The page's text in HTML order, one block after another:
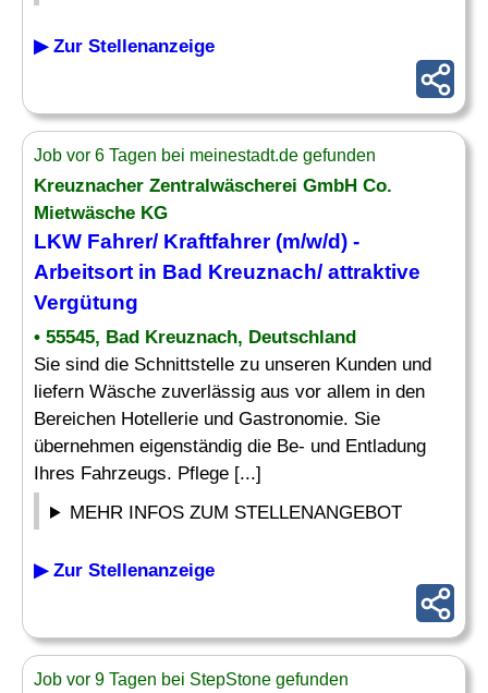
▶ Zur Stellenanzeige
Job vor 6 Tagen bei meinestadt.de gefunden
Kreuznacher Zentralwäscherei GmbH Co.
Mietwäsche KG
LKW Fahrer/ Kraftfahrer (m/w/d) -
Arbeitsort in Bad Kreuznach/ attraktive
Vergütung
• 55545, Bad Kreuznach, Deutschland
Sie sind die Schnittstelle zu unseren Kunden und
liefern Wäsche zuverlässig aus vor allem in den
Bereichen Hotellerie und Gastronomie. Sie
übernehmen eigenständig die Be- und Entladung
Ihres Fahrzeugs. Pflege [...]
MEHR INFOS ZUM STELLENANGEBOT
▶ Zur Stellenanzeige
Job vor 9 Tagen bei StepStone gefunden